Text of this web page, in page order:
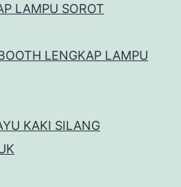
LAMPU SOROT
LENGKAP LAMPU
KAKI SILANG